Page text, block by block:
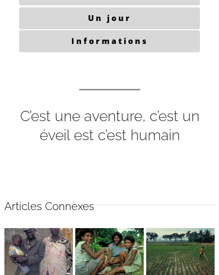
Un jour
Informations
C’est une aventure, c’est un
éveil est c’est humain
Articles Connexes